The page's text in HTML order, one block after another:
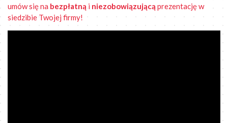
umów się na bezpłatną i niezobowiązującąprezentację w
siedzibie Twojej firmy!